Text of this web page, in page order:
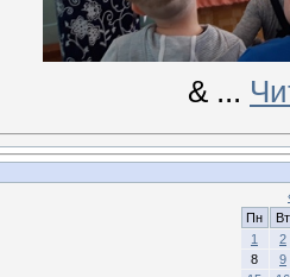
& ...
Пн
Вт
1
2
8
9